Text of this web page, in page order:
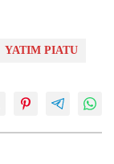
YATIM PIATU